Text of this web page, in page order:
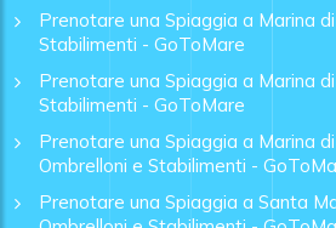
Prenotare una Spiaggia a Marina
Stabilimenti - GoToMare
Prenotare una Spiaggia a Marina
Stabilimenti - GoToMare
Prenotare una Spiaggia a Marina
Ombrelloni e Stabilimenti -
Prenotare una Spiaggia a Santa